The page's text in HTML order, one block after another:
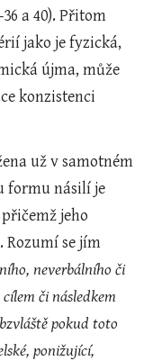
a 40). Přitom
jako je fyzická,
újma, může
konzistenci
už v samotném
formu násilí je
jeho
Rozumí se jím
neverbálního či
či následkem
pokud toto
ponižující,